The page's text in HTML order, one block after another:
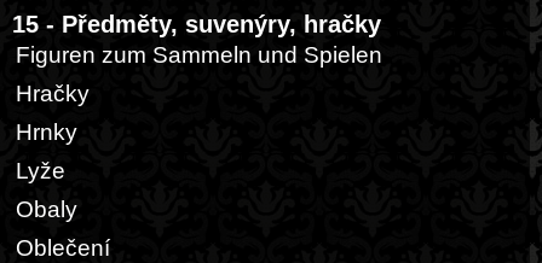
15 - Předměty, suvenýry, hračky
Figuren zum Sammeln und Spielen
Hračky
Hrnky
Lyže
Obaly
Oblečení